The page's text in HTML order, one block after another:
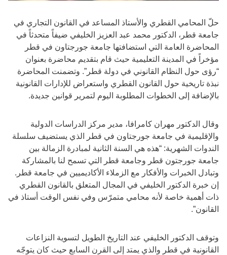
حلّ المحامي القطري والأستاذ المساعد في القانون التجاري في
جامعة قطر، الدكتور محمد عبد العزيز الخليفي ضيفاً متحدثاً في
المحاضرة العامة التي استضافتها جامعة جورجتاون في قطر
مؤخراً في المدينة التعليمية حيث قام بتقديم محاضرة بعنوان
“رؤى حول النظام القانوني في دولة قطر”. وتضمنت المحاضرة
نبذة تاريخية حول القانون القطري واستعراض للإدارات القانونية
بالإضافة إلى الخطوات المطلوبة اليوم لتمرير قوانين جديدة.
وقال الدكتور مهران كامرافا، مدير مركز الدراسات الدولية
والإقليمية في جامعة جورجتاون في قطر الذي يستضيف سلسلة
الندوات الشهرية: “هذه هي السنة الثانية لمبادرة الزمالة بين
جامعة جورجتون قطر وجامعة قطر التي تسمح لنا بالمشاركة
وتبادل الخبرات والأفكار مع الزملاء الأكاديميين في جامعة قطر.
إن خبرة الدكتور الخليفي في المجال المتعلق بالقانون القطري
ذات أهمية خاصة لأنه محامي متمرّس وفي نفس الوقت أستاذ في
القانون”.
وتوقف الدكتور الخليفي عند التاريخ الطويل لتسوية النزاعات
القانونية في قطر والذي يمتد إلى القرن السابع حيث كان يتوجّه